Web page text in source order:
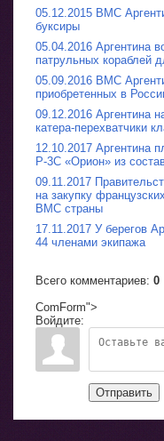
05.12.2015 ВМС
буксиры
05.04.2016 Аргентина
патрульных кораблей
05.09.2016 ВМС
приобретенных в
09.12.2016 Аргентина
катера-перехватчики
12.10.2017 Аргентина
P-3C «Орион» из
09.11.2017
на закупку
ВМС страны
17.11.2017 У берегов
44 членами экипажа
Всего комментариев: 0
ComForm">
Войдите:
Отправить